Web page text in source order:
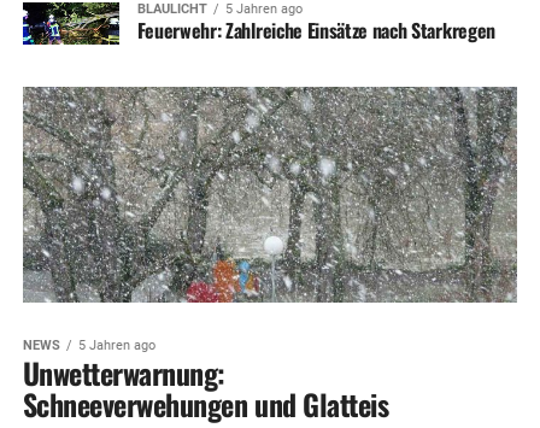
BLAULICHT 5 Jahren ago
Feuerwehr: Zahlreiche Einsätze nach Starkregen
NEWS 5 Jahren ago
Unwetterwarnung:
Schneeverwehungen und Glatteis